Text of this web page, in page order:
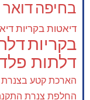
בחיפה
דיאטות בקריות
בקריות
דלתות
הארכת קטע בצנרת
החלפת צנרת